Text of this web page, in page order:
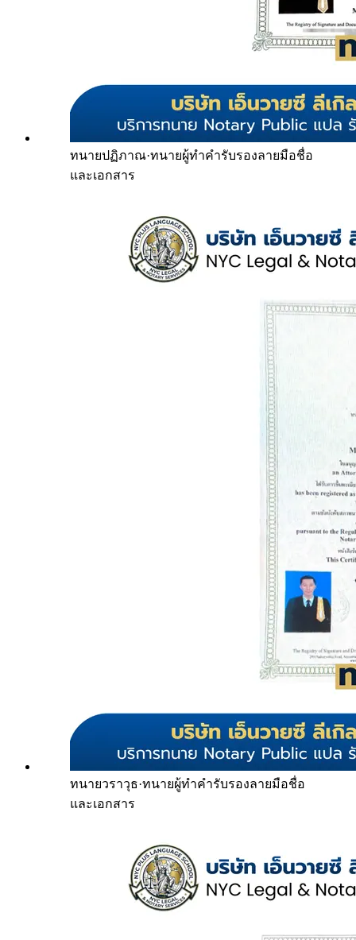
ทนายปฏิภาณ·ทนายผู้ทำคำรับรองลายมือชื่อ
และเอกสาร
ทนายวราวุธ·ทนายผู้ทำคำรับรองลายมือชื่อ
และเอกสาร